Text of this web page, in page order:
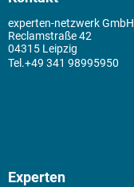
experten-netzwerk GmbH
Reclamstraße 42
04315 Leipzig
+49 341 98995950
Experten